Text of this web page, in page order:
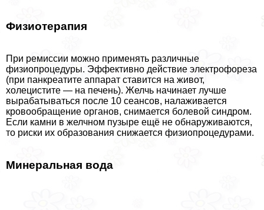
Физиотерапия
При ремиссии можно применять различные
физиопроцедуры. Эффективно действие электрофореза
(при панкреатите аппарат ставится на живот,
холецистите — на печень). Желчь начинает лучше
вырабатываться после 10 сеансов, налаживается
кровообращение органов, снимается болевой синдром.
Если камни в желчном пузыре ещё не обнаруживаются,
то риски их образования снижается физиопроцедурами.
Минеральная вода